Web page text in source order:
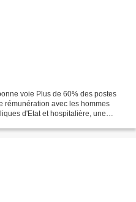
voie Plus de 60% des postes
rémunération avec les hommes
d'Etat et hospitalière, une